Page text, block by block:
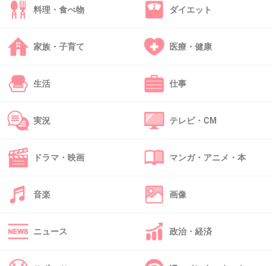
平井堅子ちゃんみたいにカミングアウトして欲しかったな…
+8
この人の顔、子供のちんちんみたい。
46. 匿名
ぶら下がってるサングラス
真似してる奴いた～ｗ
料理・食べ物 ダイエット
家族・子育て 医療・健康
生活 仕事
実況 テレビ・CM
ドラマ・映画 マンガ・アニメ・本
音楽 画像
ニュース 政治・経済